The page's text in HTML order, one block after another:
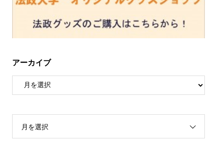
アーカイブ
月を選択